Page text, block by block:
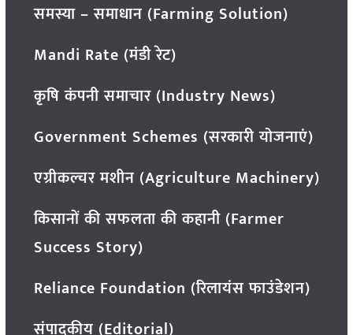
समस्या – समाधान (Farming Solution)
Mandi Rate (मंडी रेट)
कृषि कंपनी समाचार (Industry News)
Government Schemes (सरकारी योजनाएं)
एग्रीकल्चर मशीन (Agriculture Machinery)
किसानों की सफलता की कहानी (Farmer
Success Story)
Reliance Foundation (रिलायंस फाउंडेशन)
संपादकीय (Editorial)